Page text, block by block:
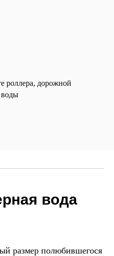
роллера, дорожной
вода
размер полюбившегося